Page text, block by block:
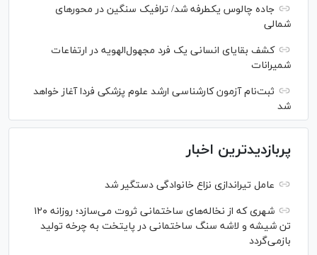
جاده چالوس یکطرفه شد/ ترافیک سنگین در محورهای
شمالی
کشف بقایای انسانی یک فرد مجهول‌الهویه در ارتفاعات
شمیرانات
ثبت‌نام آزمون کارشناسی ارشد علوم پزشکی فردا آغاز خواهد
شد
پربازدیدترین اخبار
عامل تیراندازی نزاع خانوادگی دستگیر شد
شهری که از نخاله‌های ساختمانی ثروت می‌سازد؛ روزانه ۱۲۰
تن شیشه و لاشه سنگ ساختمانی در پایتخت به چرخه تولید
بازمی‌گردد